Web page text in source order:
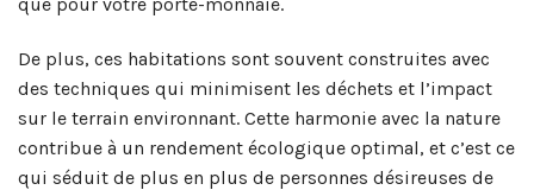
De plus, ces habitations sont souvent construites avec
des techniques qui minimisent les déchets et l’impact
sur le terrain environnant. Cette harmonie avec la nature
contribue à un rendement écologique optimal, et c’est ce
qui séduit de plus en plus de personnes désireuses de